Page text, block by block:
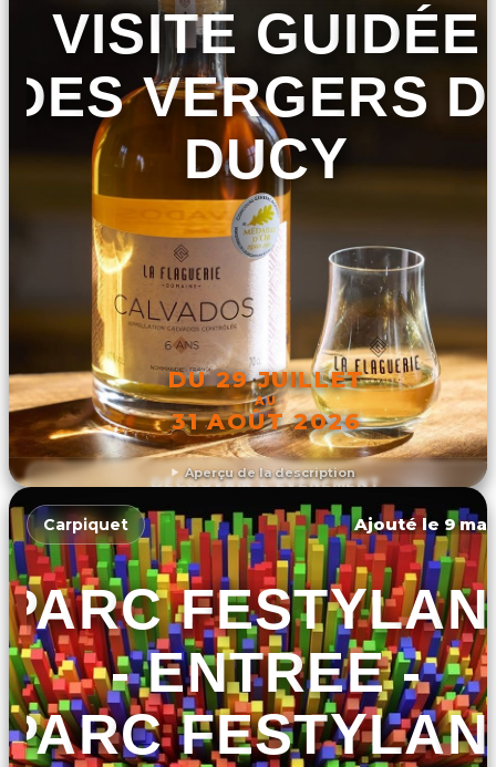
Aperçu de la description
VISITE GUIDÉE
DES VERGERS
DUCY
DU 29 JUILLET
AU
31 AOÛT 2026
DÉCOUVRIR L'ÉVÉNEMENT
Carpiquet Ajouté le 9
PARC
- ENTREE -
PARC